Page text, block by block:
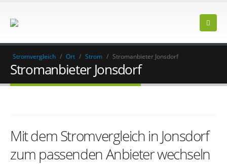
Stromvergleich / Ort / Strom / Stromanbieter Jonsdorf
Stromanbieter Jonsdorf
Mit dem Stromvergleich in Jonsdorf
zum passenden Anbieter wechseln